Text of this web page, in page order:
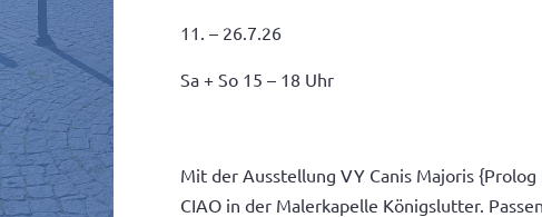
11. – 26.7.26
Sa + So 15 – 18 Uhr
Mit der Ausstellung VY Canis Majoris {Prolog
CIAO in der Malerkapelle Königslutter.